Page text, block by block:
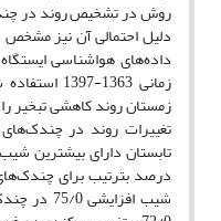
روش در تشخیص روند در
دلیل احتمالی آن نیز
داده‌های هواشناسی
زمانی
زمستان روند کاهشی تبخیر
تغییرات روند در
درصد بترتیب برای
شیب